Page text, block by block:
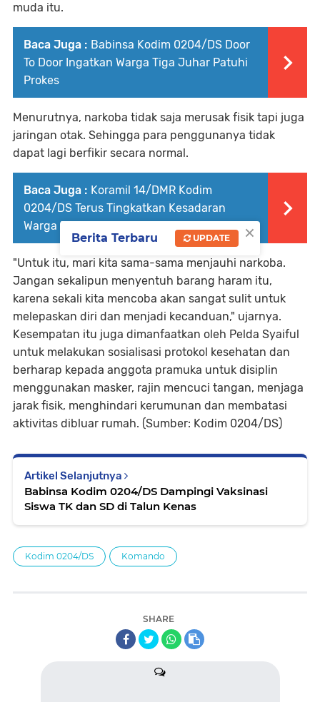
muda itu.
Baca Juga : Babinsa Kodim 0204/DS Door
To Door Ingatkan Warga Tiga Juhar Patuhi
Prokes
Menurutnya, narkoba tidak saja merusak fisik tapi juga
jaringan otak. Sehingga para penggunanya tidak
dapat lagi berfikir secara normal.
Baca Juga : Koramil 14/DMR Kodim
0204/DS Terus Tingkatkan Kesadaran
Warga Dolok Merawan Terhadap Prokes
"Untuk itu, mari kita sama-sama menjauhi narkoba.
Jangan sekalipun menyentuh barang haram itu,
karena sekali kita mencoba akan sangat sulit untuk
melepaskan diri dan menjadi kecanduan," ujarnya.
Kesempatan itu juga dimanfaatkan oleh Pelda Syaiful
untuk melakukan sosialisasi protokol kesehatan dan
berharap kepada anggota pramuka untuk disiplin
menggunakan masker, rajin mencuci tangan, menjaga
jarak fisik, menghindari kerumunan dan membatasi
aktivitas dibluar rumah. (Sumber: Kodim 0204/DS)
Artikel Selanjutnya
Babinsa Kodim 0204/DS Dampingi Vaksinasi
Siswa TK dan SD di Talun Kenas
Kodim 0204/DS Komando
SHARE
×
Berita Terbaru UPDATE